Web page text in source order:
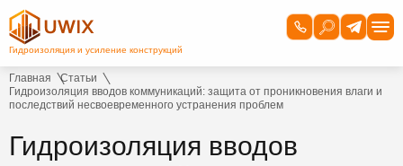
Главная
Статьи
Гидроизоляция вводов коммуникаций: защита от проникновения влаги и
последствий несвоевременного устранения проблем
Гидроизоляция вводов